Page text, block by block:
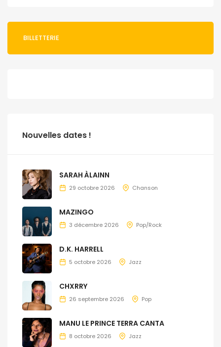
BILLETTERIE
Nouvelles dates !
SARAH ÀLAINN
29 octobre 2026 Chanson
MAZINGO
3 décembre 2026 Pop/Rock
D.K. HARRELL
5 octobre 2026 Jazz
CHXRRY
26 septembre 2026 Pop
MANU LE PRINCE TERRA CANTA
8 octobre 2026 Jazz